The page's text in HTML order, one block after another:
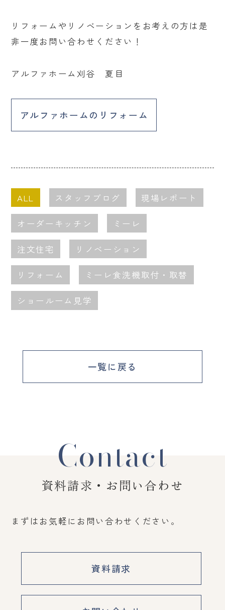
リフォームやリノベーションをお考えの方は是
非一度お問い合わせください！
アルファホーム刈谷 夏目
アルファホームのリフォーム
ALL スタッフブログ 現場レポート
オーダーキッチン ミーレ
注文住宅 リノベーション
リフォーム ミーレ食洗機取付・取替
ショールーム見学
一覧に戻る
Contact
資料請求・お問い合わせ
まずはお気軽にお問い合わせください。
資料請求